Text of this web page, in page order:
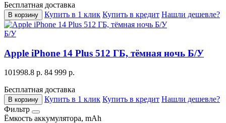
Бесплатная доставка
В корзину Купить в 1 клик Купить в кредит Нашли дешевле?
Б/У
Apple iPhone 14 Plus 512 ГБ, тёмная ночь Б/У
101998.8 р. 84 999 р.
Бесплатная доставка
В корзину Купить в 1 клик Купить в кредит Нашли дешевле?
Фильтр
Ёмкость аккумулятора, mAh